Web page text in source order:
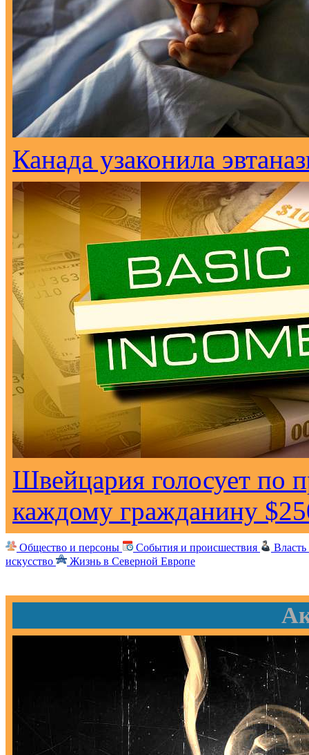
Канада узаконила
Швейцария голосует по
каждому гражданину
Общество и персоны События и происшествия
искусство
Жизнь в Северной Европе